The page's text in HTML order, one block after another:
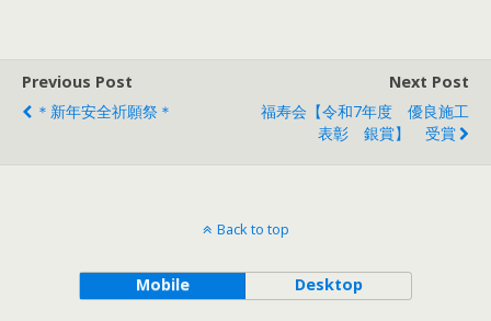
Previous Post
＊新年安全祈願祭＊
Next Post
福寿会【令和7年度 優良施工
表彰 銀賞】 受賞
Back to top
Mobile Desktop